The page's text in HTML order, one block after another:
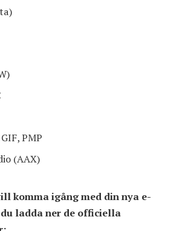
PMP
(AAX)
komma igång med din nya e-
ladda ner de officiella